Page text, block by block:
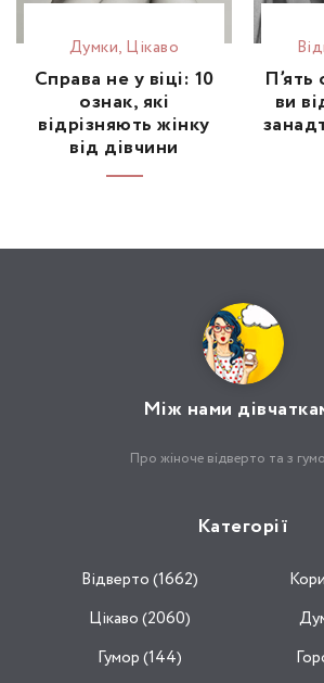
Думки, Цікаво
Справа не у віці: 10
ознак, які
відрізняють жінку
від дівчини
ви
Між нами
Про жіноче відверто та з
Категорії
Відвертo (1662)
Цікаво (2060)
Гумор (144)